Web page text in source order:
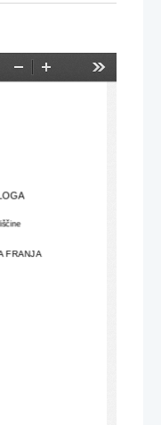
Pomanjšaj
FRANJA